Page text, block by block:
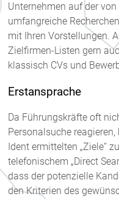
Unternehmen auf der
umfangreiche
mit Ihren Vorstellungen.
Zielfirmen-Listen gern
klassisch CVs und
Erstansprache
Da Führungskräfte oft
Personalsuche
Ident ermittelten „Ziele“
telefonischem „Direct
dass der potenzielle
den Kriterien des